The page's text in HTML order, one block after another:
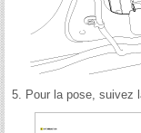
5. Pour la pose, suivez